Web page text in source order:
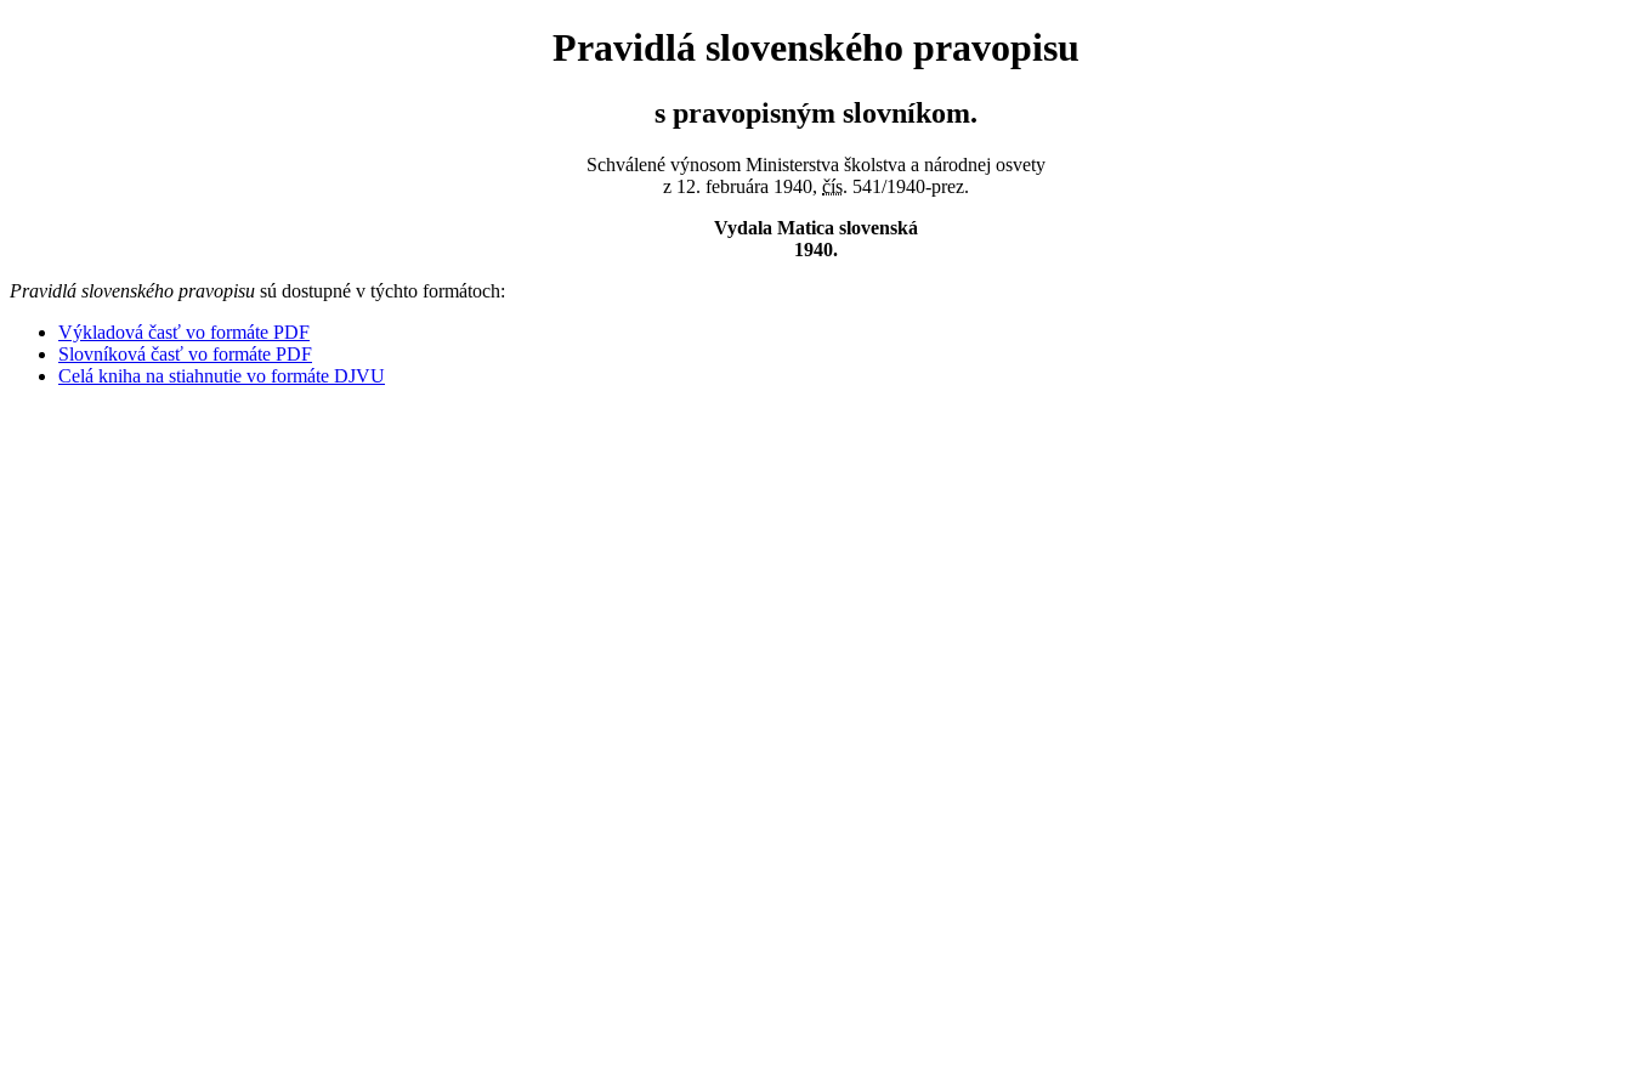
Pravidlá slovenského pravopisu
s pravopisným slovníkom.
Schválené výnosom Ministerstva školstva a národnej osvety
z 12. februára 1940, čís. 541/1940-prez.
Vydala Matica slovenská
1940.
Pravidlá slovenského pravopisu sú dostupné v týchto formátoch:
Výkladová časť vo formáte PDF
Slovníková časť vo formáte PDF
Celá kniha na stiahnutie vo formáte DJVU